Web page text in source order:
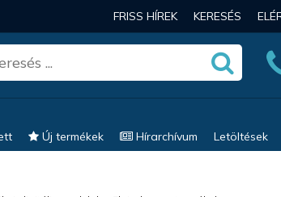
FRISS HÍREK KERESÉS
Új termékek Hírarchívum Letöltések